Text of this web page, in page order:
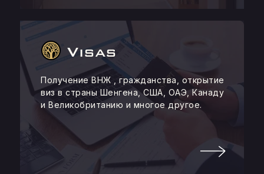
Visas
Получение ВНЖ , гражданства, открытие
виз в страны Шенгена, США, ОАЭ, Канаду
и Великобританию и многое другое.